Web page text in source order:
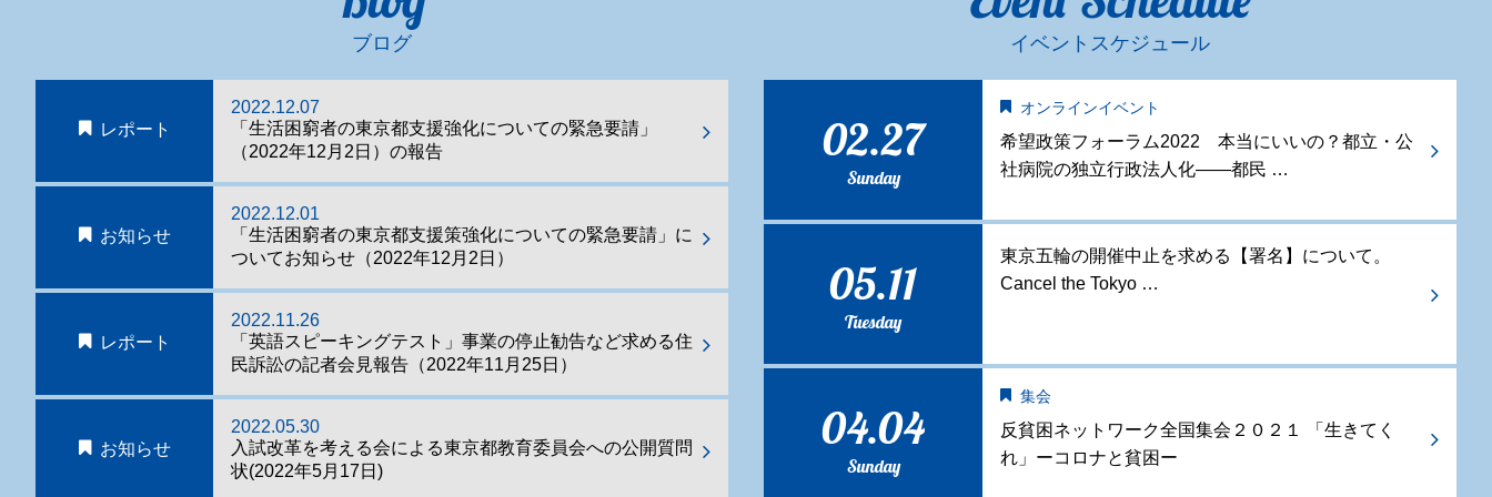
ブログ
レポート
2022.12.07
「生活困窮者の東京都支援強化についての緊急要請」
（2022年12月2日）の報告
お知らせ
2022.12.01
「生活困窮者の東京都支援策強化についての緊急要請」に
ついてお知らせ（2022年12月2日）
レポート
2022.11.26
「英語スピーキングテスト」事業の停止勧告など求める住
民訴訟の記者会見報告（2022年11月25日）
お知らせ
2022.05.30
入試改革を考える会による東京都教育委員会への公開質問
状(2022年5月17日)
イベントスケジュール
02.27
Sunday
オンラインイベント
希望政策フォーラム2022 本当にいいの？都立・公
社病院の独立行政法人化——都民 …
05.11
Tuesday
東京五輪の開催中止を求める【署名】について。
Cancel the Tokyo …
04.04
Sunday
集会
反貧困ネットワーク全国集会２０２１ 「生きてく
れ」ーコロナと貧困ー